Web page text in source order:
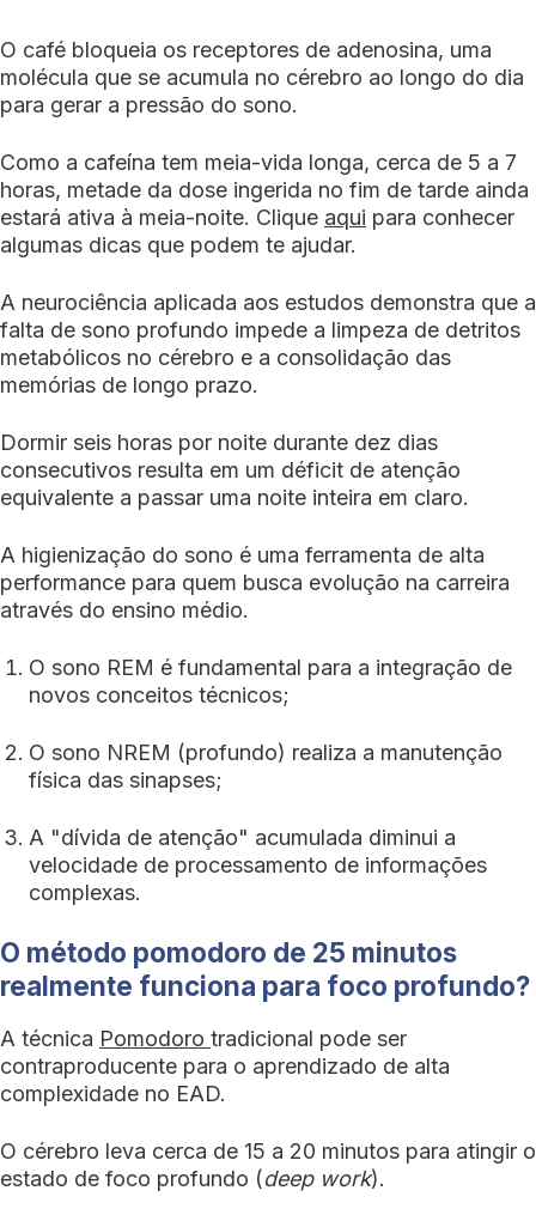
O café bloqueia os receptores de adenosina, uma
molécula que se acumula no cérebro ao longo do dia
para gerar a pressão do sono.
Como a cafeína tem meia-vida longa, cerca de 5 a 7
horas, metade da dose ingerida no fim de tarde ainda
estará ativa à meia-noite. Clique aqui para conhecer
algumas dicas que podem te ajudar.
A neurociência aplicada aos estudos demonstra que a
falta de sono profundo impede a limpeza de detritos
metabólicos no cérebro e a consolidação das
memórias de longo prazo.
Dormir seis horas por noite durante dez dias
consecutivos resulta em um déficit de atenção
equivalente a passar uma noite inteira em claro.
A higienização do sono é uma ferramenta de alta
performance para quem busca evolução na carreira
através do ensino médio.
O sono REM é fundamental para a integração de
novos conceitos técnicos;
O sono NREM (profundo) realiza a manutenção
física das sinapses;
A "dívida de atenção" acumulada diminui a
velocidade de processamento de informações
complexas.
O método pomodoro de 25 minutos
realmente funciona para foco profundo?
A técnica Pomodoro tradicional pode ser
contraproducente para o aprendizado de alta
complexidade no EAD.
O cérebro leva cerca de 15 a 20 minutos para atingir o
estado de foco profundo (deep work).